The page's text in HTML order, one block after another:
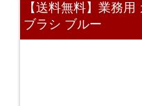
【送料無料】業務
ブラシ ブルー